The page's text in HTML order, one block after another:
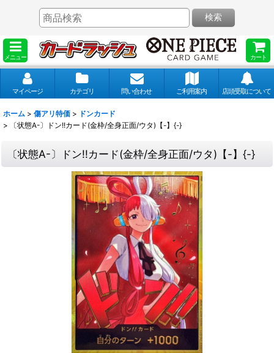
メニュー カート
検索
マイページ カテゴリ 問い合わせ ご利用案内 店頭受取について
ホーム > 傷アリ特価 > ドンカード
>
〔状態A-〕ドン!!カード(金枠/全身正面/ウタ)【-】{-}
〔状態A-〕ドン!!カード(金枠/全身正面/ウタ)【-】{-}